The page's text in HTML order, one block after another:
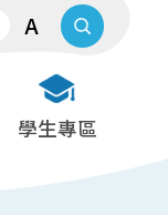
A
學生專區